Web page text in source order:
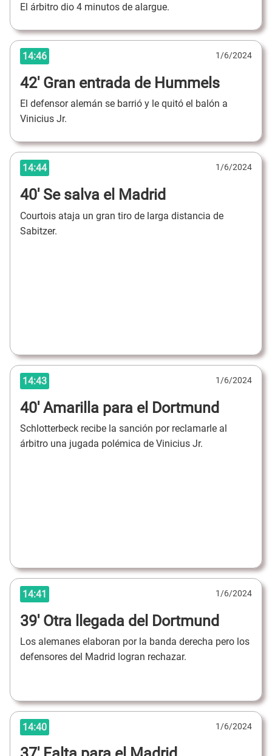
El árbitro dio 4 minutos de alargue.
14:46 1/6/2024
42' Gran entrada de Hummels
El defensor alemán se barrió y le quitó el balón a
Vinicius Jr.
14:44 1/6/2024
40' Se salva el Madrid
Courtois ataja un gran tiro de larga distancia de
Sabitzer.
14:43 1/6/2024
40' Amarilla para el Dortmund
Schlotterbeck recibe la sanción por reclamarle al
árbitro una jugada polémica de Vinicius Jr.
14:41 1/6/2024
39' Otra llegada del Dortmund
Los alemanes elaboran por la banda derecha pero los
defensores del Madrid logran rechazar.
14:40 1/6/2024